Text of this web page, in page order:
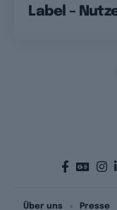
Label –
Über uns Presse